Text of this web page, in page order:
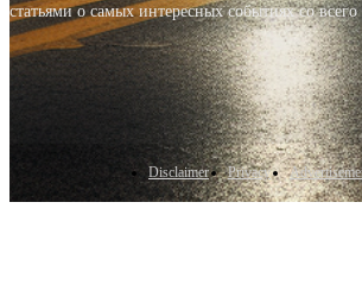
статьями о самых интересных событиях со
Disclaimer Privacy